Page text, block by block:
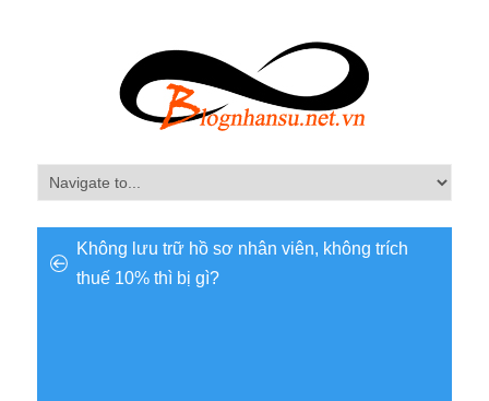
Không lưu trữ hồ sơ nhân viên, không trích
thuế 10% thì bị gì?